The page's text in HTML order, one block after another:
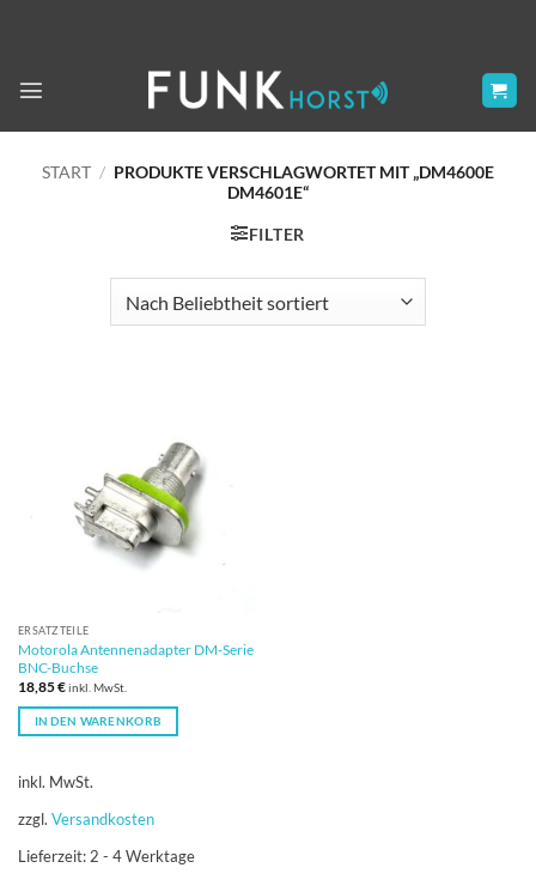
START / PRODUKTE VERSCHLAGWORTET MIT „DM4600E
DM4601E“
FILTER
ERSATZTEILE
Motorola Antennenadapter DM-Serie
BNC-Buchse
18,85€inkl. MwSt.
IN DEN WARENKORB
inkl. MwSt.
zzgl. Versandkosten
Lieferzeit:2 - 4 Werktage